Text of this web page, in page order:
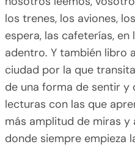
los trenes, los aviones,
espera, las cafeterías,
adentro. Y también libro
ciudad por la que
de una forma de sentir y
lecturas con las que
más amplitud de miras y
donde siempre empieza